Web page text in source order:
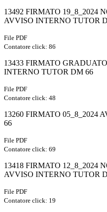
13492 FIRMATO 19_8_2024
AVVISO INTERNO TUTOR
File PDF
Contatore click: 86
13433 FIRMATO
INTERNO TUTOR DM 66
File PDF
Contatore click: 48
13260 FIRMATO 05_8_2024
66
File PDF
Contatore click: 69
13418 FIRMATO 12_8_2024
AVVISO INTERNO TUTOR
File PDF
Contatore click: 19